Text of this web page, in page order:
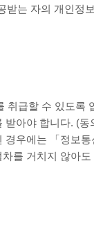
받는 자의 개인정
취급할 수 있도
아야 합니다. (
우에는 「정보
를 거치지 않아도